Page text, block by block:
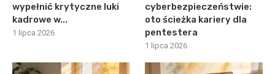
wypełnić krytyczne luki
kadrowe w...
1 lipca 2026
cyberbezpieczeństwie:
oto ścieżka kariery dla
pentestera
1 lipca 2026